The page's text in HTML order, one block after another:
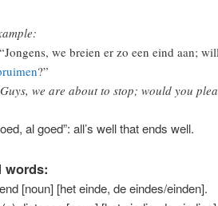
“Jongens, we breien er zo een eind aan;
?”
we are about to stop; would you
al goed”: all’s well that ends well.
words:
[noun] [het einde, de eindes/einden].